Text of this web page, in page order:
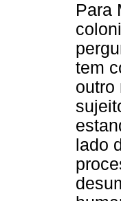
Para
tem
outro
lado